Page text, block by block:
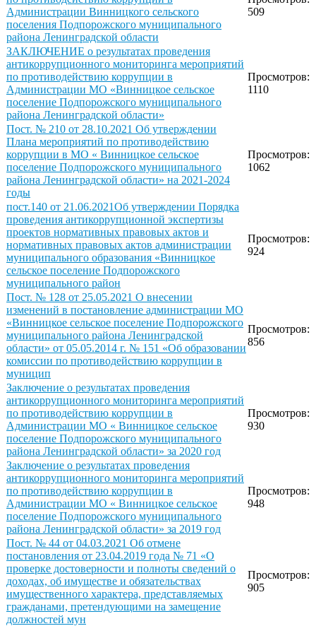
Администрации Винницкого сельского
поселения Подпорожского муниципального
района Ленинградской области
509
ЗАКЛЮЧЕНИЕ о результатах проведения
антикоррупционного мониторинга мероприятий
по противодействию коррупции в
Администрации МО «Винницкое сельское
поселение Подпорожского муниципального
района Ленинградской области»
Просмотров:
1110
Пост. № 210 от 28.10.2021 Об утверждении
Плана мероприятий по противодействию
коррупции в МО « Винницкое сельское
поселение Подпорожского муниципального
района Ленинградской области» на 2021-2024
годы
Просмотров:
1062
пост.140 от 21.06.2021Об утверждении Порядка
проведения антикоррупционной экспертизы
проектов нормативных правовых актов и
нормативных правовых актов администрации
муниципального образования «Винницкое
сельское поселение Подпорожского
муниципального район
Просмотров:
924
Пост. № 128 от 25.05.2021 О внесении
изменений в постановление администрации МО
«Винницкое сельское поселение Подпорожского
муниципального района Ленинградской
области» от 05.05.2014 г. № 151 «Об образовании
комиссии по противодействию коррупции в
муницип
Просмотров:
856
Заключение о результатах проведения
антикоррупционного мониторинга мероприятий
по противодействию коррупции в
Администрации МО « Винницкое сельское
поселение Подпорожского муниципального
района Ленинградской области» за 2020 год
Просмотров:
930
Заключение о результатах проведения
антикоррупционного мониторинга мероприятий
по противодействию коррупции в
Администрации МО « Винницкое сельское
поселение Подпорожского муниципального
района Ленинградской области» за 2019 год
Просмотров:
948
Пост. № 44 от 04.03.2021 Об отмене
постановления от 23.04.2019 года № 71 «О
проверке достоверности и полноты сведений о
доходах, об имуществе и обязательствах
имущественного характера, представляемых
гражданами, претендующими на замещение
должностей мун
Просмотров:
905